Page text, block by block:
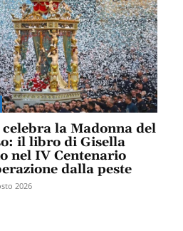
celebra la Madonna del
il libro di Gisella
nel IV Centenario
dalla peste
2026